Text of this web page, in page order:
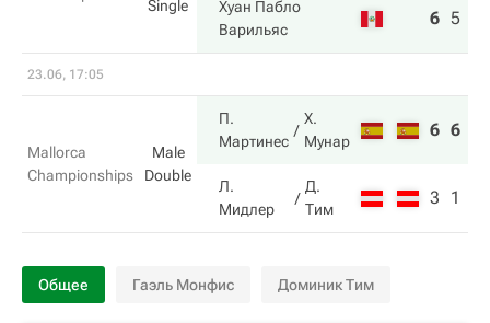
Single
Хуан Пабло
Варильяс
6 5
23.06, 17:05
Mallorca
Championships
Male
Double
П.
Мартинес
Х.
Мунар
6 6
Л.
Мидлер
Д.
Тим
3 1
Общее Гаэль Монфис Доминик Тим